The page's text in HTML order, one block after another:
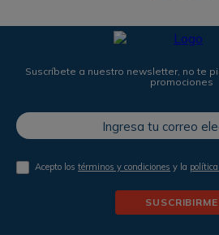
Suscríbete a nuestro newsletter, no te
promociones
Acepto lostérminos y condiciones y la
SUSCRIBIRME